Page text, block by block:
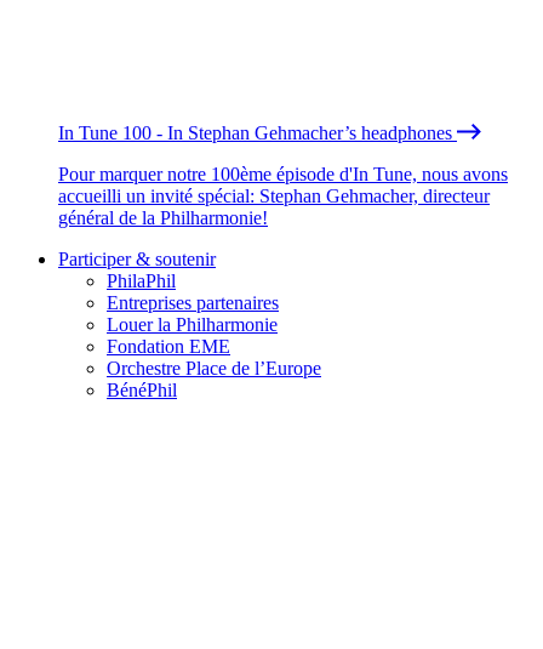
In Tune 100 - In Stephan Gehmacher’s headphones
Pour marquer notre 100ème épisode d'In Tune, nous avons
accueilli un invité spécial: Stephan Gehmacher, directeur
général de la Philharmonie!
Participer & soutenir
PhilaPhil
Entreprises partenaires
Louer la Philharmonie
Fondation EME
Orchestre Place de l’Europe
BénéPhil